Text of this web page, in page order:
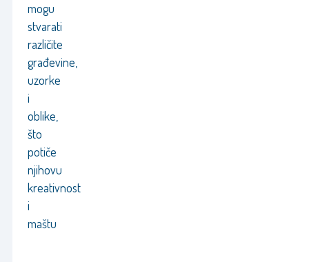
mogu
stvarati
različite
građevine,
uzorke
i
oblike,
što
potiče
njihovu
kreativnost
i
maštu